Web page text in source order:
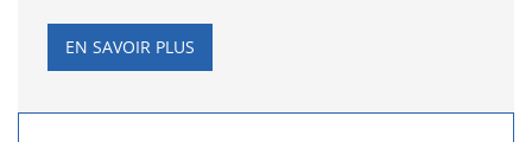
EN SAVOIR PLUS